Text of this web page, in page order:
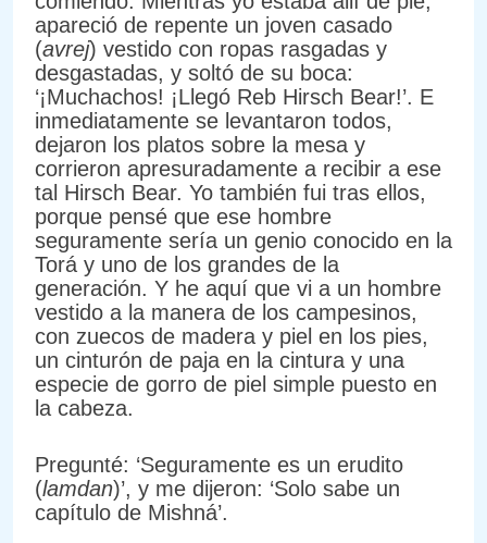
apareció de repente un joven casado
(avrej) vestido con ropas rasgadas y
desgastadas, y soltó de su boca:
‘¡Muchachos! ¡Llegó Reb Hirsch Bear!’. E
inmediatamente se levantaron todos,
dejaron los platos sobre la mesa y
corrieron apresuradamente a recibir a ese
tal Hirsch Bear. Yo también fui tras ellos,
porque pensé que ese hombre
seguramente sería un genio conocido en la
Torá y uno de los grandes de la
generación. Y he aquí que vi a un hombre
vestido a la manera de los campesinos,
con zuecos de madera y piel en los pies,
un cinturón de paja en la cintura y una
especie de gorro de piel simple puesto en
la cabeza.
Pregunté: ‘Seguramente es un erudito
(lamdan)’, y me dijeron: ‘Solo sabe un
capítulo de Mishná’.